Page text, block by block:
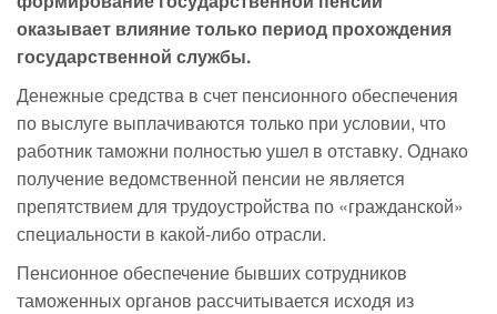
оказывает влияние только период прохождения
государственной службы.
Денежные средства в счет пенсионного обеспечения
по выслуге выплачиваются только при условии, что
работник таможни полностью ушел в отставку. Однако
получение ведомственной пенсии не является
препятствием для трудоустройства по «гражданской»
специальности в какой-либо отрасли.
Пенсионное обеспечение бывших сотрудников
таможенных органов рассчитывается исходя из